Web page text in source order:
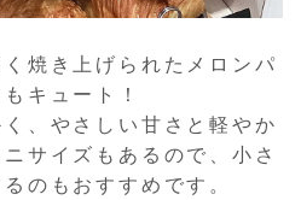
焼き上げられたメロンパ
キュート！
、やさしい甘さと軽やか
サイズもあるので、小さ
のもおすすめです。